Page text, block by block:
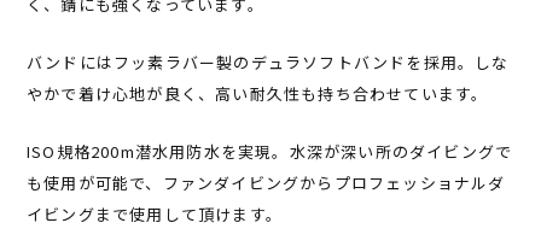
バンドにはフッ素ラバー製のデュラソフトバンドを採用。しな
やかで着け心地が良く、高い耐久性も持ち合わせています。
ISO規格200m潜水用防水を実現。水深が深い所のダイビングで
も使用が可能で、ファンダイビングからプロフェッショナルダ
イビングまで使用して頂けます。